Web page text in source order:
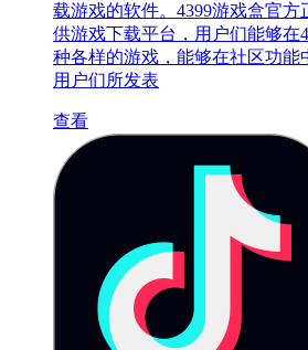
载游戏的软件。4399游戏盒官
供游戏下载平台，用户们能够在
种各样的游戏，能够在社区功能
用户们所发表
查看